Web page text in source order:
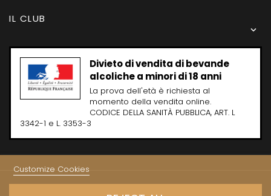
IL CLUB

Divieto di vendita di bevande
alcoliche a minori di 18 anni
La prova dell'età è richiesta al
momento della vendita online.
CODICE DELLA SANITÀ PUBBLICA, ART. L
3342-1 e L. 3353-3
Customize Cookies